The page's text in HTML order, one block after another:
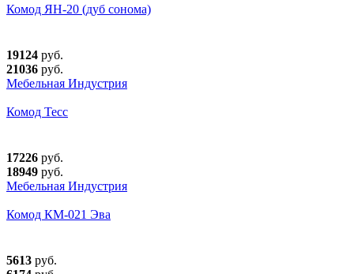
Комод ЯН-20 (дуб сонома)
19124 руб.
21036 руб.
Мебельная Индустрия
Комод Тесс
17226 руб.
18949 руб.
Мебельная Индустрия
Комод КМ-021 Эва
5613 руб.